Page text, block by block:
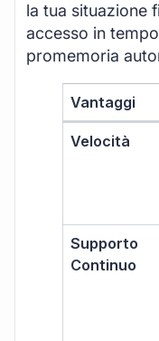
la tua situazione
accesso in
promemoria
Vantaggi
Velocità
Supporto
Continuo